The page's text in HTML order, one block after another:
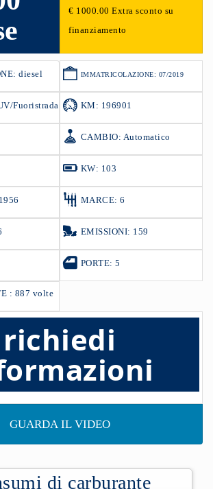
€ 1000.00 Extra sconto su
finanziamento
diesel IMMATRICOLAZIONE: 07/2019
Fuoristrada KM: 196901
CAMBIO: Automatico
KW: 103
MARCE: 6
EMISSIONI: 159
PORTE: 5
: 887 volte
richiedi
GUARDA IL VIDEO
di carburante